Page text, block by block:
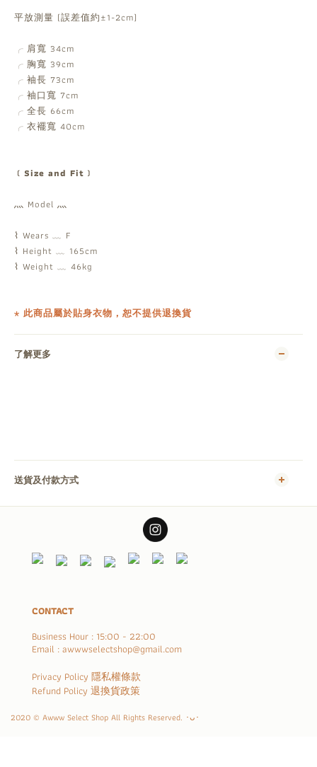
平放測量 (誤差值約±1-2cm)
╭ 肩寬 34cm
╭ 胸寬 39cm
╭ 袖長 73cm
╭ 袖口寬 7cm
╭ 全長 66cm
╭ 衣襬寬 40cm
﹝Size and Fit﹞
灬 Model 灬
⌇ Wears ﹏ F
⌇ Height ﹏ 165cm
⌇ Weight ﹏ 46kg
⋆ 此商品屬於貼身衣物，恕不提供退換貨
了解更多
送貨及付款方式
CONTACT
Business Hour : 15:00 - 22:00
Email : awwwselectshop@gmail.com
Privacy Policy 隱私權條款
Refund Policy 退換貨政策
2020 © Awww Select Shop All Rights Reserved. ･ᴗ･